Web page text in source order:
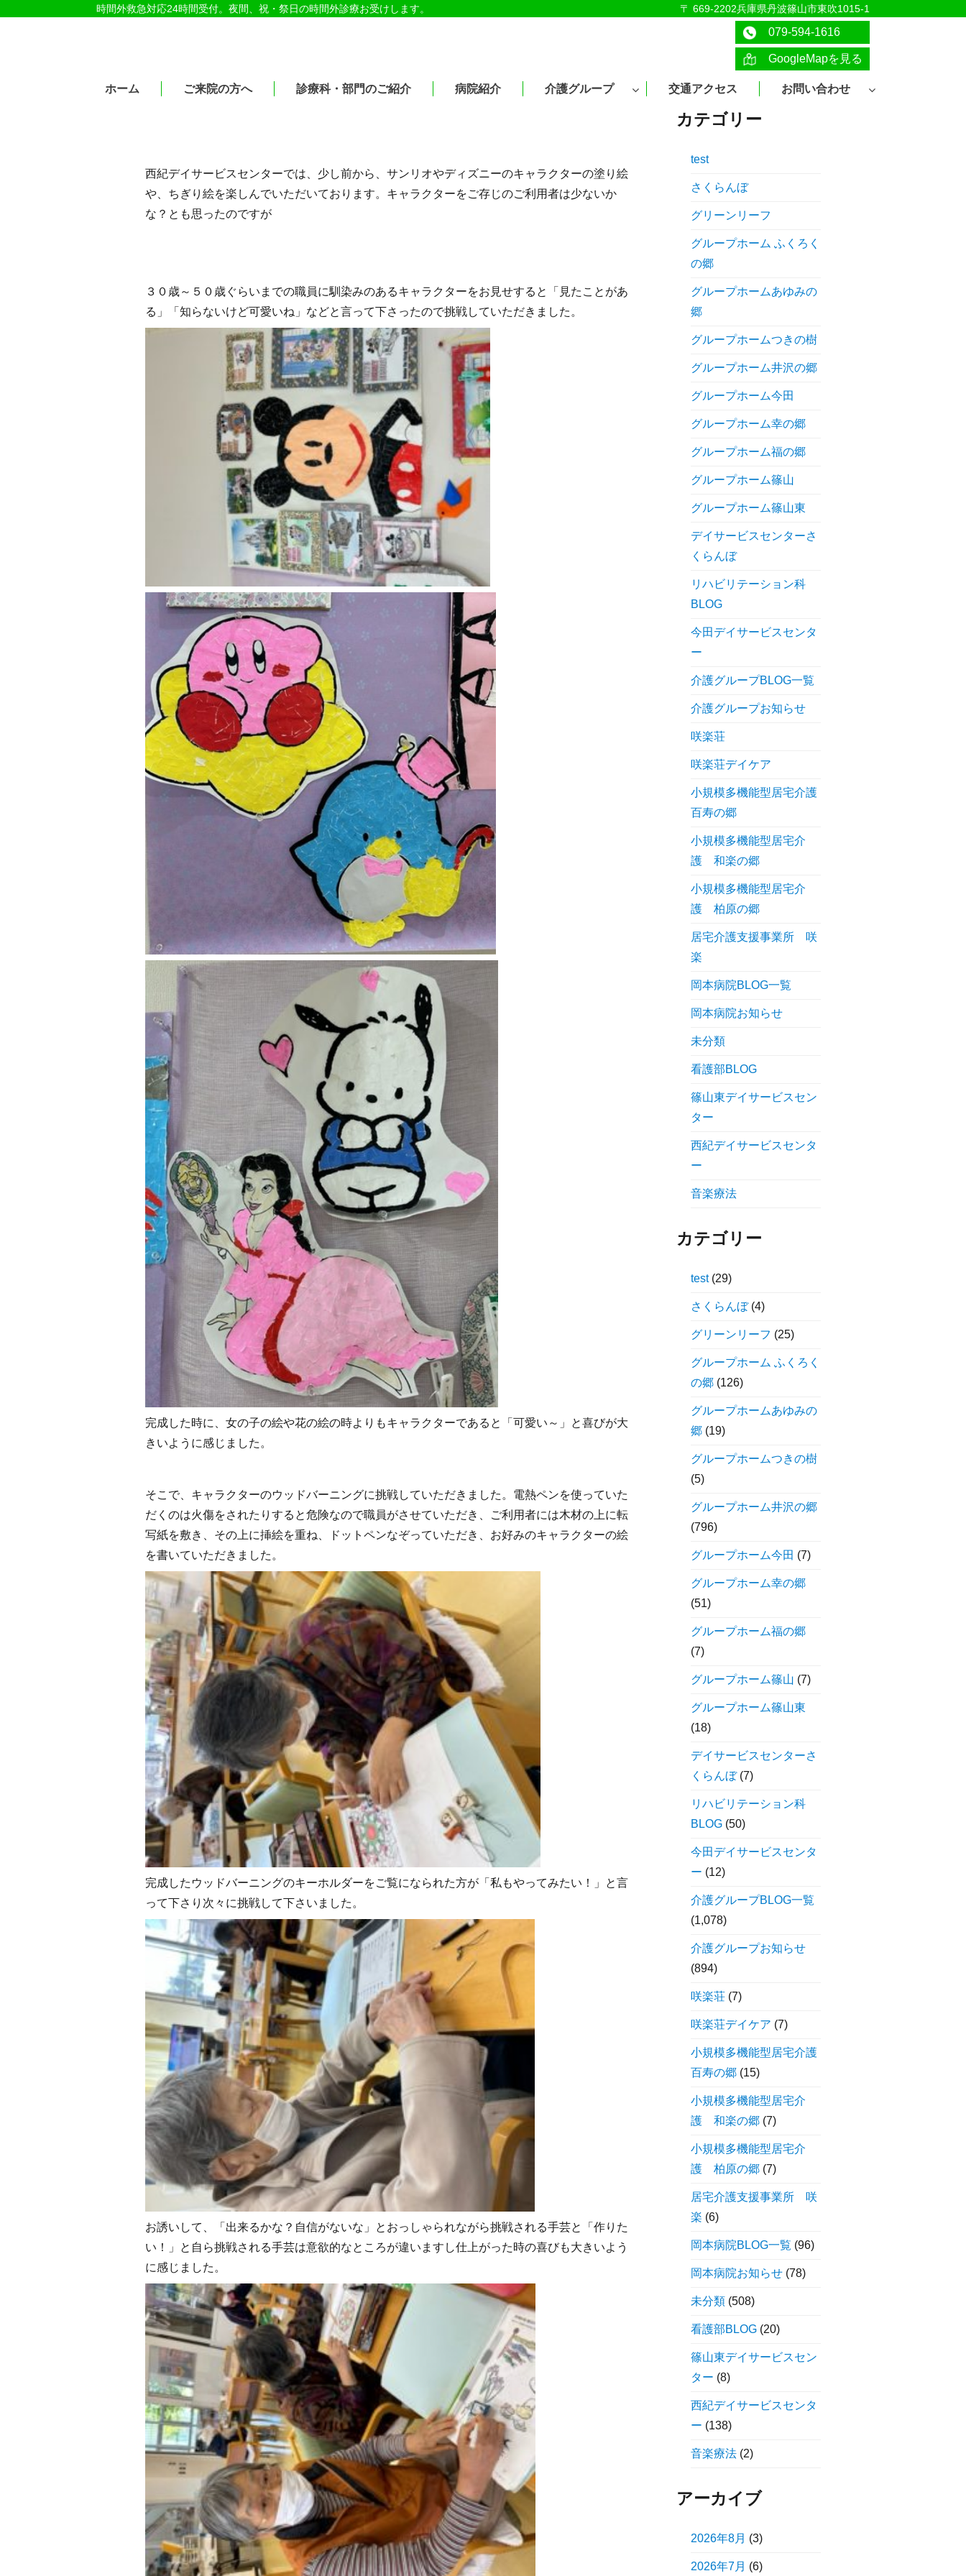
時間外救急対応24時間受付。夜間、祝・祭日の時間外診療お受けします。 〒 669-2202兵庫県丹波篠山市東吹1015-1
079-594-1616
GoogleMapを見る
ホーム ご来院の方へ 診療科・部門のご紹介 病院紹介 介護グループ 交通アクセス お問い合わせ
西紀デイサービスセンターでは、少し前から、サンリオやディズニーのキャラクターの塗り絵
や、ちぎり絵を楽しんでいただいております。キャラクターをご存じのご利用者は少ないか
な？とも思ったのですが
３０歳～５０歳ぐらいまでの職員に馴染みのあるキャラクターをお見せすると「見たことがあ
る」「知らないけど可愛いね」などと言って下さったので挑戦していただきました。
完成した時に、女の子の絵や花の絵の時よりもキャラクターであると「可愛い～」と喜びが大
きいように感じました。
そこで、キャラクターのウッドバーニングに挑戦していただきました。電熱ペンを使っていた
だくのは火傷をされたりすると危険なので職員がさせていただき、ご利用者には木材の上に転
写紙を敷き、その上に挿絵を重ね、ドットペンなぞっていただき、お好みのキャラクターの絵
を書いていただきました。
完成したウッドバーニングのキーホルダーをご覧になられた方が「私もやってみたい！」と言
って下さり次々に挑戦して下さいました。
お誘いして、「出来るかな？自信がないな」とおっしゃられながら挑戦される手芸と「作りた
い！」と自ら挑戦される手芸は意欲的なところが違いますし仕上がった時の喜びも大きいよう
に感じました。
カテゴリー
test
さくらんぼ
グリーンリーフ
グループホーム ふくろく
の郷
グループホームあゆみの
郷
グループホームつきの樹
グループホーム井沢の郷
グループホーム今田
グループホーム幸の郷
グループホーム福の郷
グループホーム篠山
グループホーム篠山東
デイサービスセンターさ
くらんぼ
リハビリテーション科
BLOG
今田デイサービスセンタ
ー
介護グループBLOG一覧
介護グループお知らせ
咲楽荘
咲楽荘デイケア
小規模多機能型居宅介護
百寿の郷
小規模多機能型居宅介
護 和楽の郷
小規模多機能型居宅介
護 柏原の郷
居宅介護支援事業所 咲
楽
岡本病院BLOG一覧
岡本病院お知らせ
未分類
看護部BLOG
篠山東デイサービスセン
ター
西紀デイサービスセンタ
ー
音楽療法
カテゴリー
test(29)
さくらんぼ(4)
グリーンリーフ (25)
グループホーム ふくろく
の郷(126)
グループホームあゆみの
郷(19)
グループホームつきの樹
(5)
グループホーム井沢の郷
(796)
グループホーム今田 (7)
グループホーム幸の郷
(51)
グループホーム福の郷
(7)
グループホーム篠山 (7)
グループホーム篠山東
(18)
デイサービスセンターさ
くらんぼ(7)
リハビリテーション科
BLOG(50)
今田デイサービスセンタ
ー (12)
介護グループBLOG一覧
(1,078)
介護グループお知らせ
(894)
咲楽荘(7)
咲楽荘デイケア (7)
小規模多機能型居宅介護
百寿の郷(15)
小規模多機能型居宅介
護 和楽の郷(7)
小規模多機能型居宅介
護 柏原の郷(7)
居宅介護支援事業所 咲
楽 (6)
岡本病院BLOG一覧 (96)
岡本病院お知らせ(78)
未分類(508)
看護部BLOG(20)
篠山東デイサービスセン
ター (8)
西紀デイサービスセンタ
ー (138)
音楽療法(2)
アーカイブ
2026年8月 (3)
2026年7月 (6)